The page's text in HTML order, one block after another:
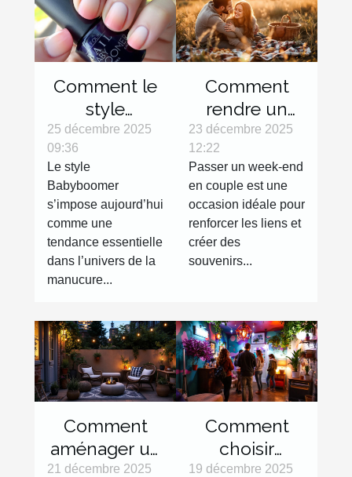
Comment le
style
Babyboomer
révolutionne-
t-il les
tendances
manucures ?
25 décembre 2025
09:36
Le style
Babyboomer
s’impose aujourd’hui
comme une
tendance essentielle
dans l’univers de la
manucure...
Comment
rendre un
week-end en
couple
inoubliable ?
23 décembre 2025
12:22
Passer un week-end
en couple est une
occasion idéale pour
renforcer les liens et
créer des
souvenirs...
Comment
aménager un
petit espace
21 décembre 2025
Comment
choisir
l'escape
19 décembre 2025